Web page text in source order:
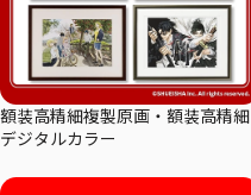
額装高精細複製原画・額装高精細
デジタルカラー